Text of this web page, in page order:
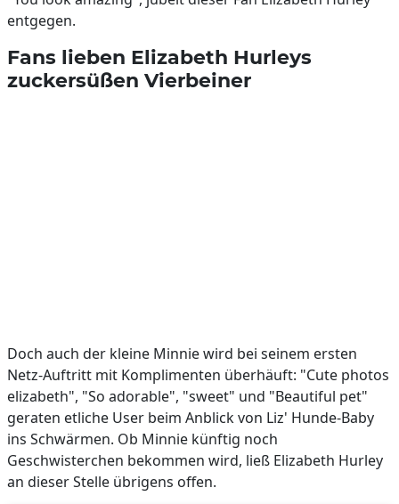
entgegen.
Fans lieben Elizabeth Hurleys
zuckersüßen Vierbeiner
Doch auch der kleine Minnie wird bei seinem ersten
Netz-Auftritt mit Komplimenten überhäuft: "Cute photos
elizabeth", "So adorable", "sweet" und "Beautiful pet"
geraten etliche User beim Anblick von Liz' Hunde-Baby
ins Schwärmen. Ob Minnie künftig noch
Geschwisterchen bekommen wird, ließ Elizabeth Hurley
an dieser Stelle übrigens offen.